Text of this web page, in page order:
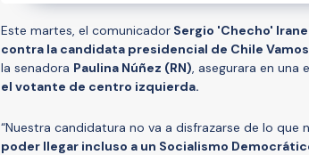
Este martes, el comunicador Sergio 'Checho' Irane
contra la candidata presidencial de Chile
la senadora Paulina Núñez (RN), asegurara en una
el votante de centro izquierda.
“Nuestra candidatura no va a disfrazarse de lo que
poder llegar incluso a un Socialismo